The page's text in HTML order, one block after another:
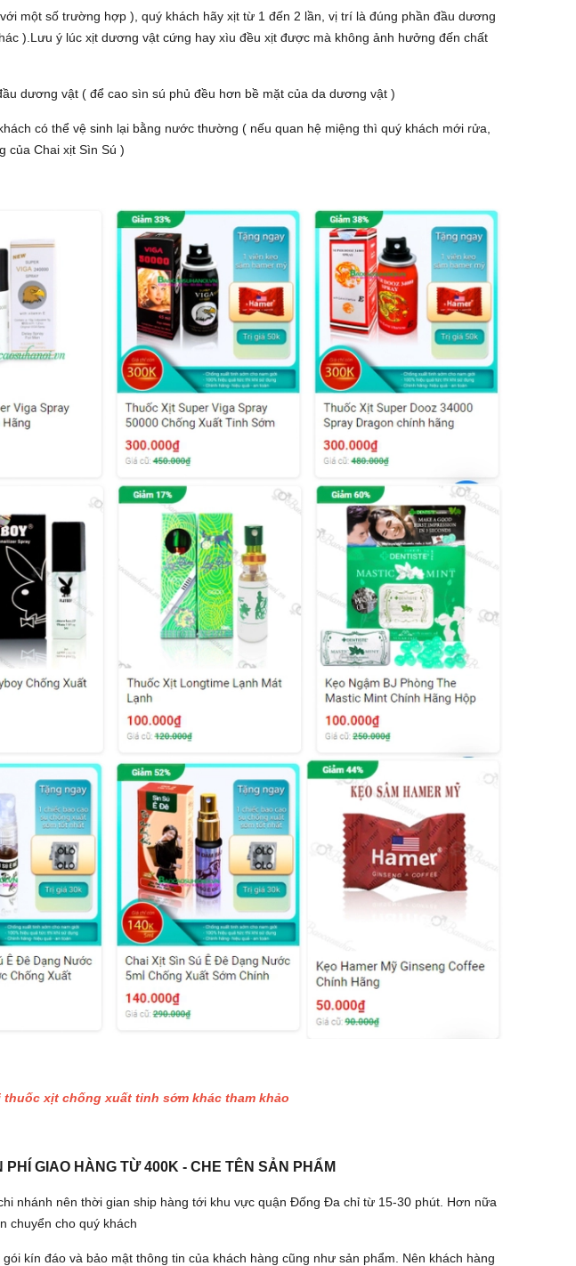
một số trường hợp ), quý khách hãy xịt từ 1 đến 2 lần, vị trí là đúng phần đầu dương
).Lưu ý lúc xịt dương vật cứng hay xìu đều xịt được mà không ảnh hưởng đến chất
dương vật ( để cao sìn sú phủ đều hơn bề mặt của da dương vật )
có thể vệ sinh lại bằng nước thường ( nếu quan hệ miệng thì quý khách mới rửa,
của Chai xịt Sìn Sú )
thuốc xịt chống xuất tinh sớm khác tham khảo
GIAO HÀNG TỪ 400K - CHE TÊN SẢN PHẨM
nhánh nên thời gian ship hàng tới khu vực quận Đống Đa chỉ từ 15-30 phút. Hơn nữa
chuyển cho quý khách
kín đáo và bảo mật thông tin của khách hàng cũng như sản phẩm. Nên khách hàng